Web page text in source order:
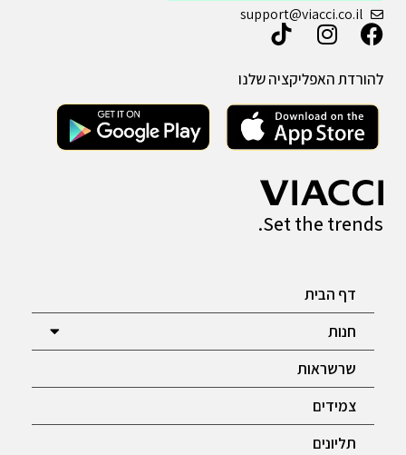
support@viacci.co.il
להורדת האפליקציה שלנו
Set the trends.
דף הבית
חנות
שרשראות
צמידים
תליונים